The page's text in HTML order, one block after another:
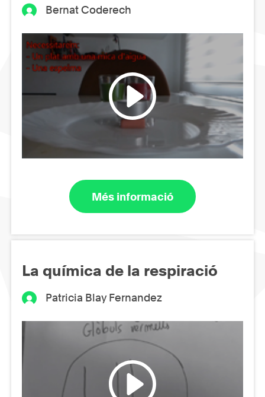
Bernat Coderech
Més informació
La química de la respiració
Patricia Blay Fernandez